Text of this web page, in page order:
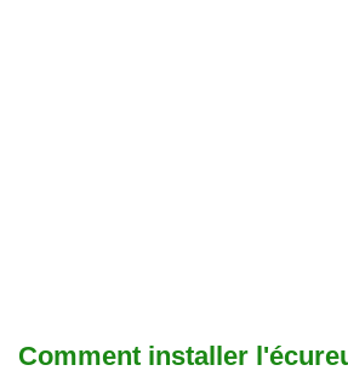
Comment installer